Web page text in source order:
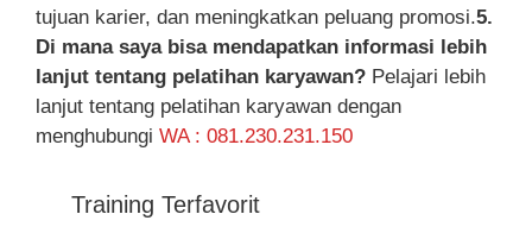
tujuan karier, dan meningkatkan peluang promosi.5.
Di mana saya bisa mendapatkan informasi lebih
lanjut tentang pelatihan karyawan? Pelajari lebih
lanjut tentang pelatihan karyawan dengan
menghubungi WA : 081.230.231.150
Training Terfavorit